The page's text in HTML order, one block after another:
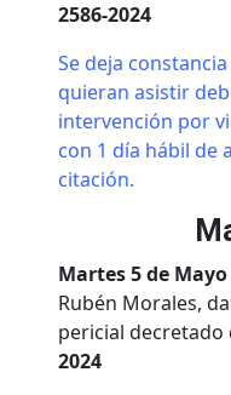
2586-2024
Se deja
quieran asistir
intervención por
con 1 día hábil de
citación.
Martes 5 de
Rubén Morales,
pericial decretado
2024